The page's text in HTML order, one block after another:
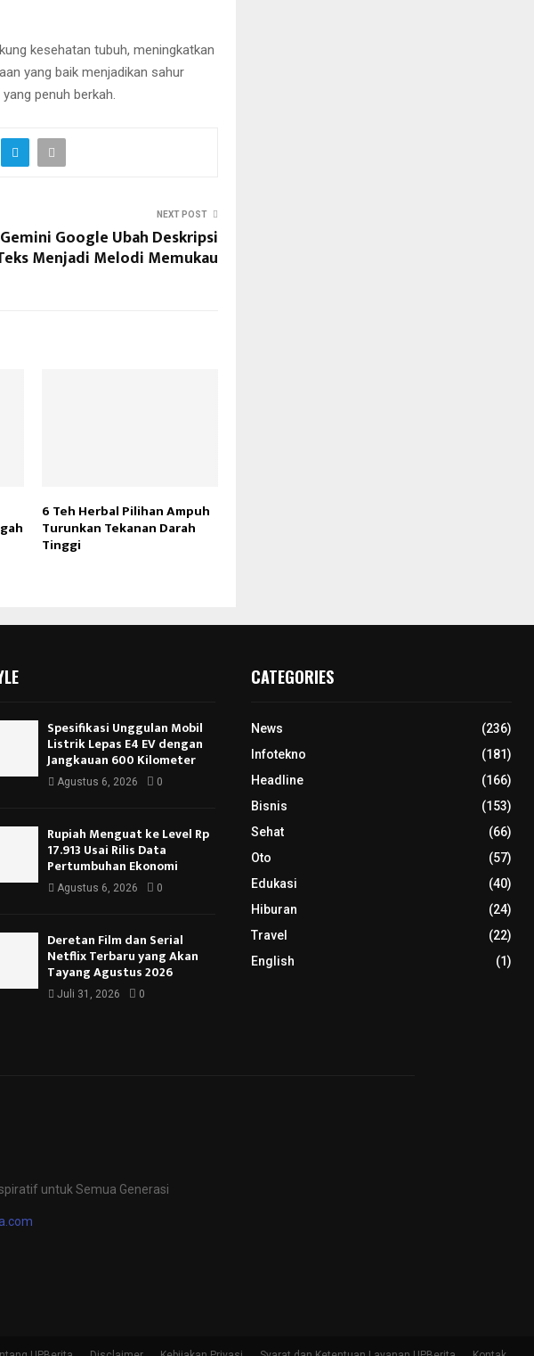
kesehatan tubuh, meningkatkan
yang baik menjadikan sahur
penuh berkah.
NEXT POST
Gemini Google Ubah Deskripsi
Menjadi Melodi Memukau
6 Teh Herbal Pilihan Ampuh
Turunkan Tekanan Darah
Tinggi
Spesifikasi Unggulan Mobil
Listrik Lepas E4 EV dengan
Jangkauan 600 Kilometer
Agustus 6, 2026 0
Rupiah Menguat ke Level Rp
17.913 Usai Rilis Data
Pertumbuhan Ekonomi
Agustus 6, 2026 0
Deretan Film dan Serial
Netflix Terbaru yang Akan
Tayang Agustus 2026
Juli 31, 2026 0
CATEGORIES
News
(236)
Infotekno
(181)
Headline
(166)
Bisnis
(153)
Sehat
(66)
Oto
(57)
Edukasi
(40)
Hiburan
(24)
Travel
(22)
English
(1)
untuk Semua Generasi